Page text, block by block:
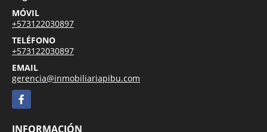
MÓVIL
+573122030897
TELÉFONO
+573122030897
EMAIL
gerencia@inmobiliariapibu.com
Facebook
INFORMACIÓN